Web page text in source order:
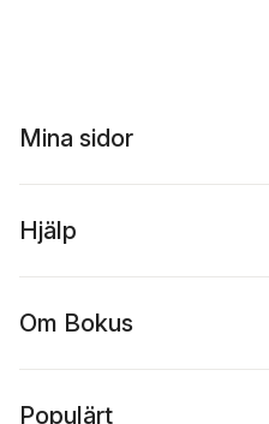
Mina sidor
Hjälp
Om Bokus
Populärt